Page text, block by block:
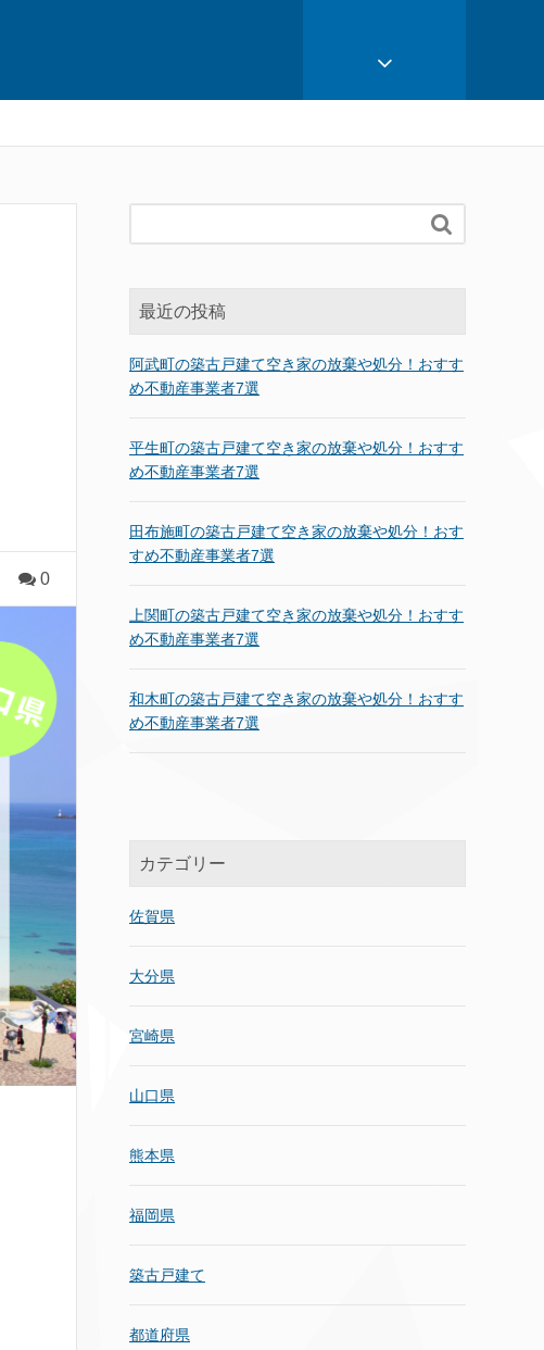
0

最近の投稿
阿武町の築古戸建て空き家の放棄や処分！おすす
め不動産事業者7選
平生町の築古戸建て空き家の放棄や処分！おすす
め不動産事業者7選
田布施町の築古戸建て空き家の放棄や処分！おす
すめ不動産事業者7選
上関町の築古戸建て空き家の放棄や処分！おすす
め不動産事業者7選
和木町の築古戸建て空き家の放棄や処分！おすす
め不動産事業者7選
カテゴリー
佐賀県
大分県
宮崎県
山口県
熊本県
福岡県
築古戸建て
都道府県